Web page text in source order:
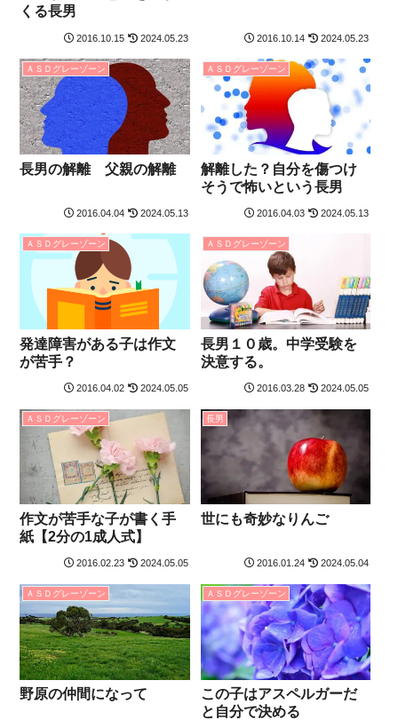
くる長男
2016.10.15 2024.05.23 2016.10.14 2024.05.23
ＡＳＤグレーゾーン
長男の解離 父親の解離
2016.04.04 2024.05.13
ＡＳＤグレーゾーン
解離した？自分を傷つけ
そうで怖いという長男
2016.04.03 2024.05.13
ＡＳＤグレーゾーン
発達障害がある子は作文
が苦手？
2016.04.02 2024.05.05
ＡＳＤグレーゾーン
長男１０歳。中学受験を
決意する。
2016.03.28 2024.05.05
ＡＳＤグレーゾーン
作文が苦手な子が書く手
紙【2分の1成人式】
2016.02.23 2024.05.05
長男
世にも奇妙なりんご
2016.01.24 2024.05.04
ＡＳＤグレーゾーン
野原の仲間になって
ＡＳＤグレーゾーン
この子はアスペルガーだ
と自分で決める